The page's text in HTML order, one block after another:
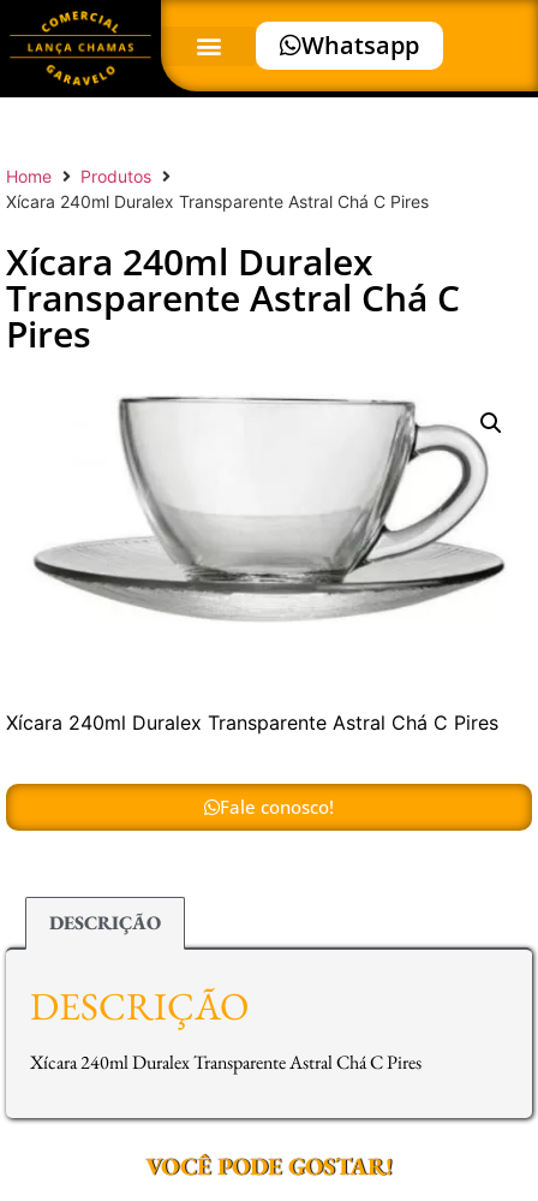
Whatsapp
Home
Produtos
Xícara 240ml Duralex Transparente Astral Chá C Pires
Xícara 240ml Duralex
Transparente Astral Chá C
Pires
Xícara 240ml Duralex Transparente Astral Chá C Pires
Fale conosco!
DESCRIÇÃO
DESCRIÇÃO
Xícara 240ml Duralex Transparente Astral Chá C Pires
VOCÊ PODE GOSTAR!